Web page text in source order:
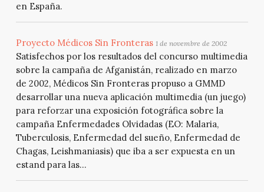
en España.
Proyecto Médicos Sin Fronteras 1 de novembre de 2002
Satisfechos por los resultados del concurso multimedia
sobre la campaña de Afganistán, realizado en marzo
de 2002, Médicos Sin Fronteras propuso a GMMD
desarrollar una nueva aplicación multimedia (un juego)
para reforzar una exposición fotográfica sobre la
campaña Enfermedades Olvidadas (EO: Malaria,
Tuberculosis, Enfermedad del sueño, Enfermedad de
Chagas, Leishmaniasis) que iba a ser expuesta en un
estand para las...